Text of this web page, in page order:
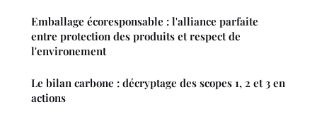
Emballage écoresponsable : l'alliance parfaite
entre protection des produits et respect de
l'environement
Le bilan carbone : décryptage des scopes 1, 2 et 3 en
actions